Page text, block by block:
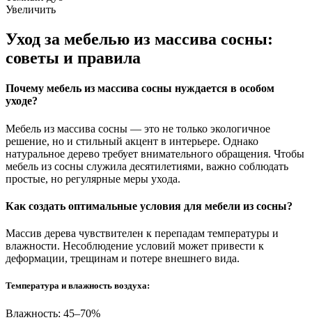
Увеличить
Уход за мебелью из массива сосны:
советы и правила
Почему мебель из массива сосны нуждается в особом
уходе?
Мебель из массива сосны — это не только экологичное
решение, но и стильный акцент в интерьере. Однако
натуральное дерево требует внимательного обращения. Чтобы
мебель из сосны служила десятилетиями, важно соблюдать
простые, но регулярные меры ухода.
Как создать оптимальные условия для мебели из сосны?
Массив дерева чувствителен к перепадам температуры и
влажности. Несоблюдение условий может привести к
деформации, трещинам и потере внешнего вида.
Температура и влажность воздуха:
Влажность: 45–70%